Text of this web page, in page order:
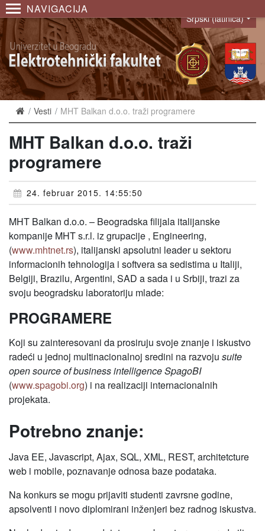
NAVIGACIJA
Language
Srpski (latinica)
Vesti MHT Balkan d.o.o. traži programere
MHT Balkan d.o.o. traži
programere
24. februar 2015. 14:55:50
MHT Balkan d.o.o. – Beogradska filijala italijanske
kompanije MHT s.r.l. iz grupacije , Engineering,
(www.mhtnet.rs), italijanski apsolutni leader u sektoru
informacionih tehnologija i softvera sa sedistima u Italiji,
Belgiji, Brazilu, Argentini, SAD a sada i u Srbiji, trazi za
svoju beogradsku laboratoriju mlade:
PROGRAMERE
Koji su zainteresovani da prosiruju svoje znanje i iskustvo
radeći u jednoj multinacionalnoj sredini na razvoju suite
open source of business intelligence SpagoBI
(www.spagobi.org) i na realizaciji internacionalnih
projekata.
Potrebno znanje:
Java EE, Javascript, Ajax, SQL, XML, REST, architetcture
web i mobile, poznavanje odnosa baze podataka.
Na konkurs se mogu prijaviti studenti zavrsne godine,
apsolventi i novo diplomirani inženjeri bez radnog iskustva.